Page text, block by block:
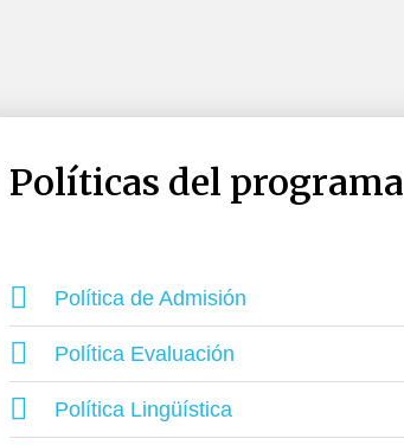
Políticas del programa
Política de Admisión
Política Evaluación
Política Lingüística